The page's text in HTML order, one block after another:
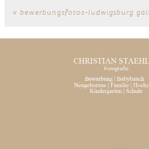
« bewerbungsfotos-ludwigsburg